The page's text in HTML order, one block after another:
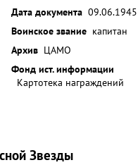
Дата документа 09.06.1945
Воинское звание капитан
Архив ЦАМО
Фонд ист. информации
Картотека награждений
Звезды